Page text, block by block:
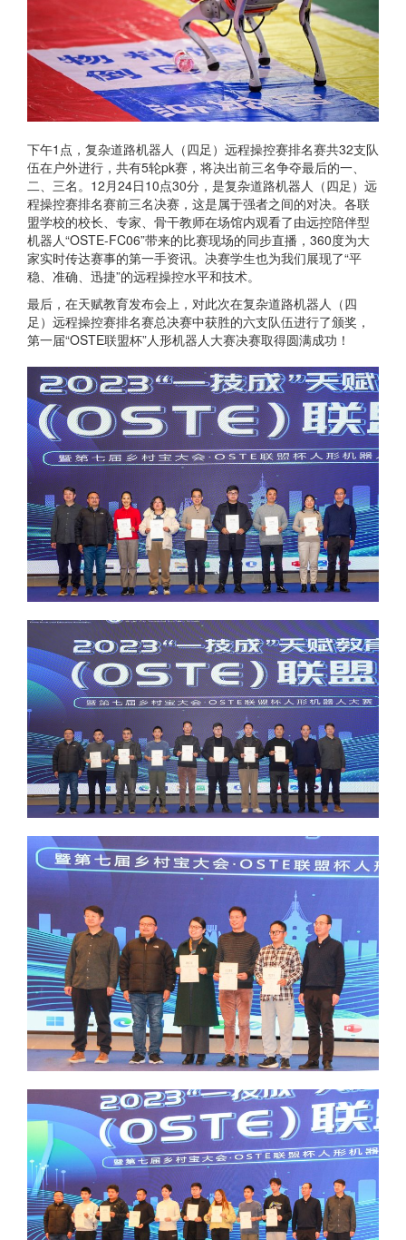
下午1点，复杂道路机器人（四足）远程操控赛排名赛共32支队
伍在户外进行，共有5轮pk赛，将决出前三名争夺最后的一、
二、三名。12月24日10点30分，是复杂道路机器人（四足）远
程操控赛排名赛前三名决赛，这是属于强者之间的对决。各联
盟学校的校长、专家、骨干教师在场馆内观看了由远控陪伴型
机器人“OSTE-FC06”带来的比赛现场的同步直播，360度为大
家实时传达赛事的第一手资讯。决赛学生也为我们展现了“平
稳、准确、迅捷”的远程操控水平和技术。
最后，在天赋教育发布会上，对此次在复杂道路机器人（四
足）远程操控赛排名赛总决赛中获胜的六支队伍进行了颁奖，
第一届“OSTE联盟杯”人形机器人大赛决赛取得圆满成功！